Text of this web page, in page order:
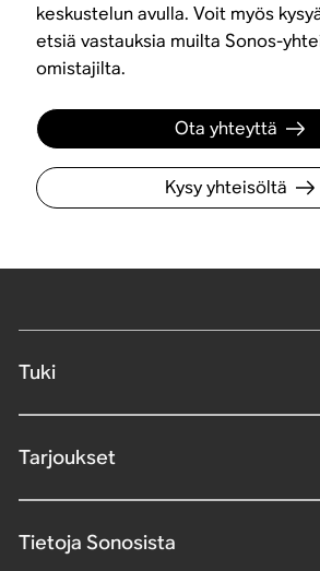
keskustelun avulla. Voit myös
etsiä vastauksia muilta Sonos-
omistajilta.
Ota yhteyttä
Kysy yhteisöltä
Tuki
Tarjoukset
Tietoja Sonosista